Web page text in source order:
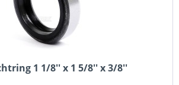
1 1/8'' x 1 5/8'' x 3/8''